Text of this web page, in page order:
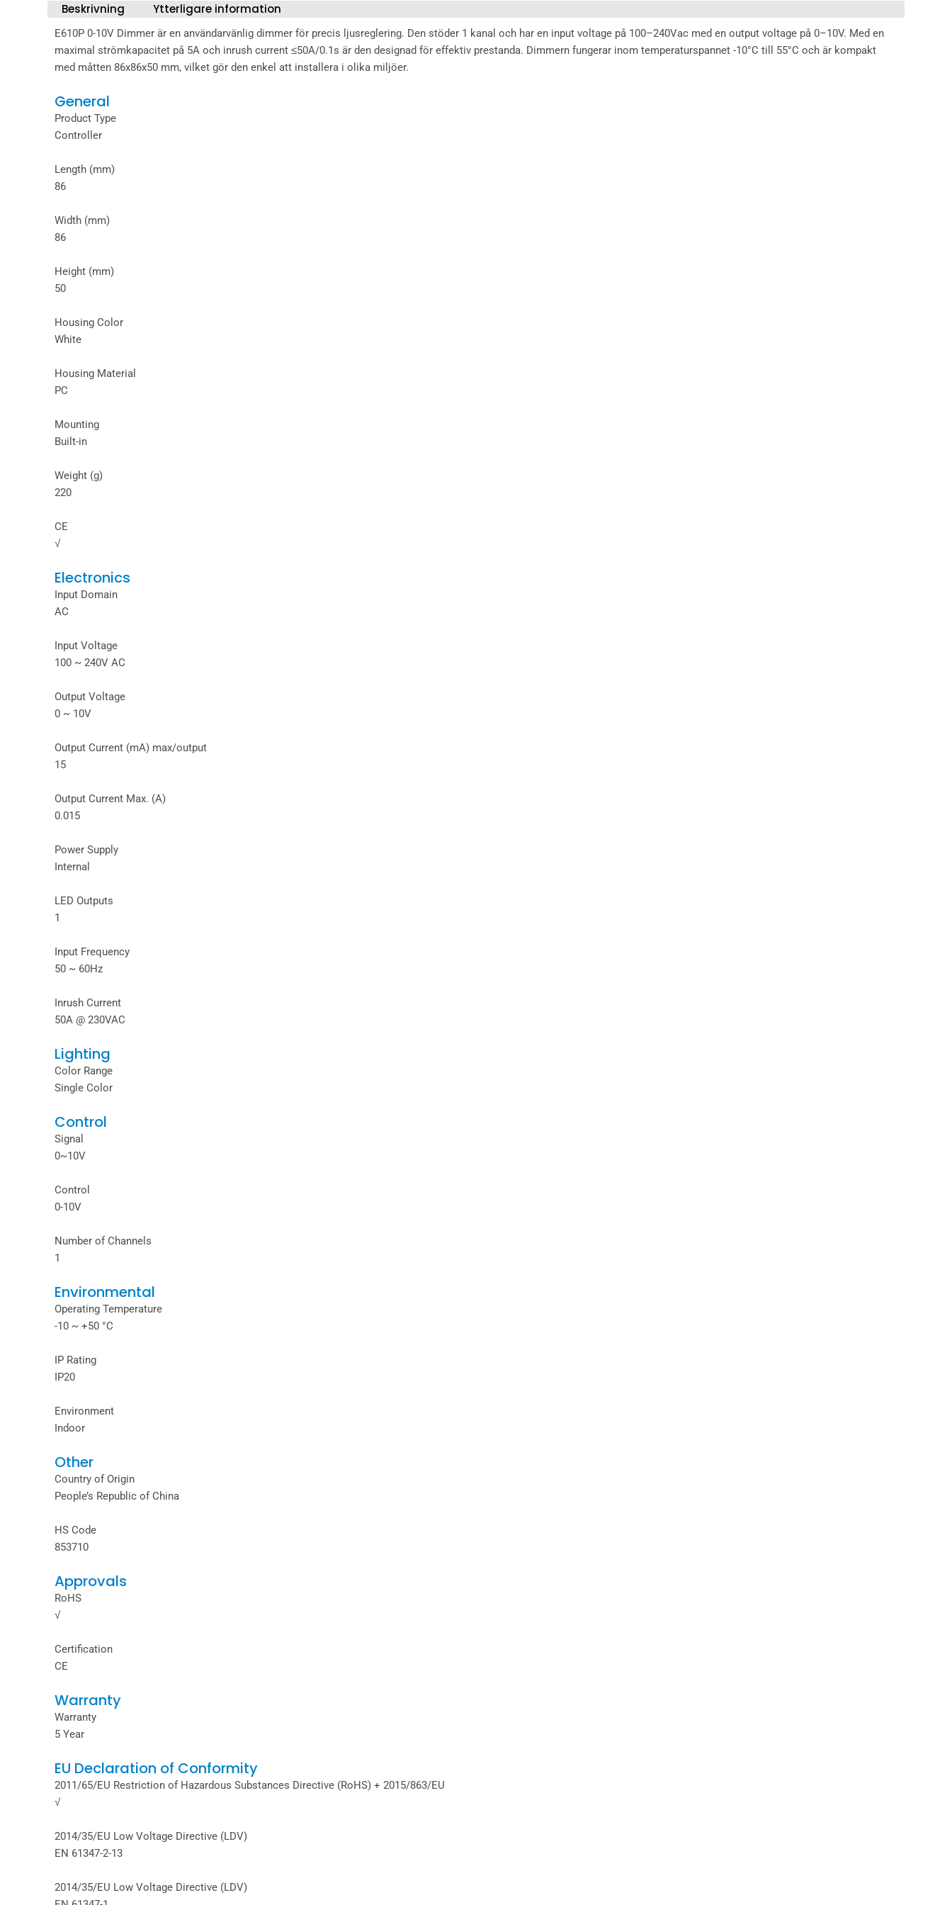
Beskrivning Ytterligare information
E610P 0-10V Dimmer är en användarvänlig dimmer för precis ljusreglering. Den stöder 1 kanal och har en input voltage på 100–240Vac med en output voltage på 0–10V. Med en
maximal strömkapacitet på 5A och inrush current ≤50A/0.1s är den designad för effektiv prestanda. Dimmern fungerar inom temperaturspannet -10°C till 55°C och är kompakt
med måtten 86x86x50 mm, vilket gör den enkel att installera i olika miljöer.
General
Product Type
Controller
Length (mm)
86
Width (mm)
86
Height (mm)
50
Housing Color
White
Housing Material
PC
Mounting
Built-in
Weight (g)
220
CE
√
Electronics
Input Domain
AC
Input Voltage
100 ~ 240V AC
Output Voltage
0 ~ 10V
Output Current (mA) max/output
15
Output Current Max. (A)
0.015
Power Supply
Internal
LED Outputs
1
Input Frequency
50 ~ 60Hz
Inrush Current
50A @ 230VAC
Lighting
Color Range
Single Color
Control
Signal
0~10V
Control
0-10V
Number of Channels
1
Environmental
Operating Temperature
-10 ~ +50 °C
IP Rating
IP20
Environment
Indoor
Other
Country of Origin
People’s Republic of China
HS Code
853710
Approvals
RoHS
√
Certification
CE
Warranty
Warranty
5 Year
EU Declaration of Conformity
2011/65/EU Restriction of Hazardous Substances Directive (RoHS) + 2015/863/EU
√
2014/35/EU Low Voltage Directive (LDV)
EN 61347-2-13
2014/35/EU Low Voltage Directive (LDV)